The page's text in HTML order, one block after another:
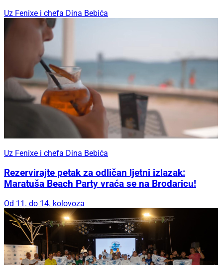
Uz Fenixe i chefa Dina Bebića
Uz Fenixe i chefa Dina Bebića
Rezervirajte petak za odličan ljetni izlazak:
Maratuša Beach Party vraća se na Brodaricu!
Od 11. do 14. kolovoza